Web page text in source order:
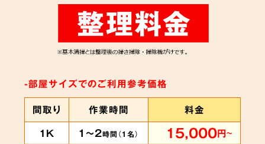
-部屋サイズでのご利用参考価格
間取り
作業時間
料金
1K
1～2時間（1名） 15,000円～